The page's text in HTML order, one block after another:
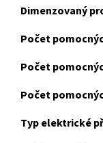
Dimenzovaný
Počet
Počet
Počet
Typ elektrické